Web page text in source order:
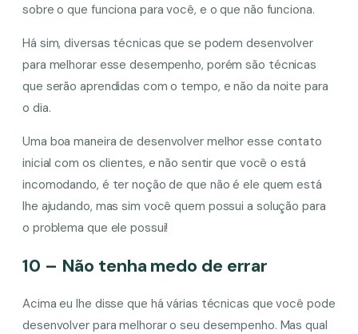
sobre o que funciona para você, e o que não funciona.
Há sim, diversas técnicas que se podem desenvolver
para melhorar esse desempenho, porém são técnicas
que serão aprendidas com o tempo, e não da noite para
o dia.
Uma boa maneira de desenvolver melhor esse contato
inicial com os clientes, e não sentir que você o está
incomodando, é ter noção de que não é ele quem está
lhe ajudando, mas sim você quem possui a solução para
o problema que ele possui!
10 – Não tenha medo de errar
Acima eu lhe disse que há várias técnicas que você pode
desenvolver para melhorar o seu desempenho. Mas qual